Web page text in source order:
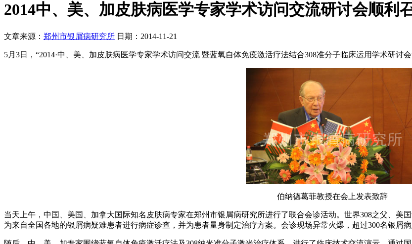
2014中、美、加皮肤病医学专家学术访问交流研讨会顺利
文章来源： 郑州市银屑病研究所 日期：2014-11-21
5月3日，“2014·中、美、加皮肤病医学专家学术访问交流 暨蓝氧自体免疫激活疗法结合308准分子临床运用学术研讨
伯纳德葛菲教授在会上发表致辞
当天上午，中国、美国、加拿大国际知名皮肤病专家在郑州市银屑病研究所进行了联合会诊活动。世界308之父、美
为来自全国各地的银屑病疑难患者进行病症诊查，并为患者量身制定治疗方案。会诊现场异常火爆，超过300名银屑